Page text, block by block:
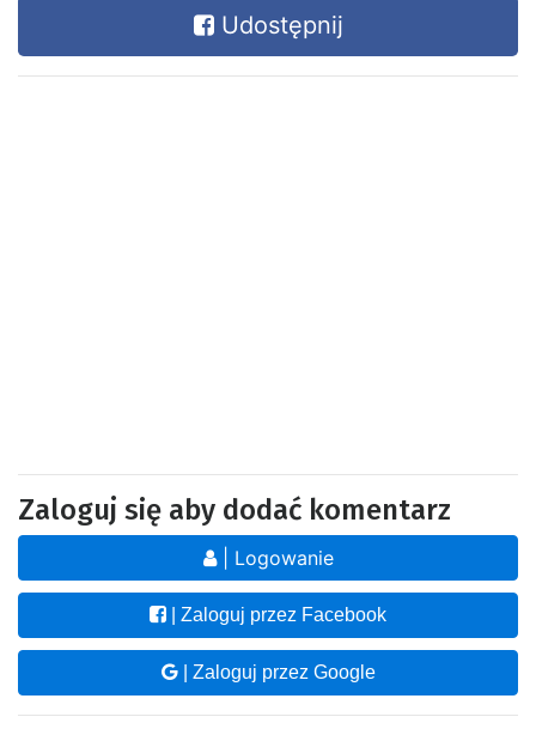
Udostępnij
Zaloguj się aby dodać komentarz
| Logowanie
| Zaloguj przez Facebook
| Zaloguj przez Google